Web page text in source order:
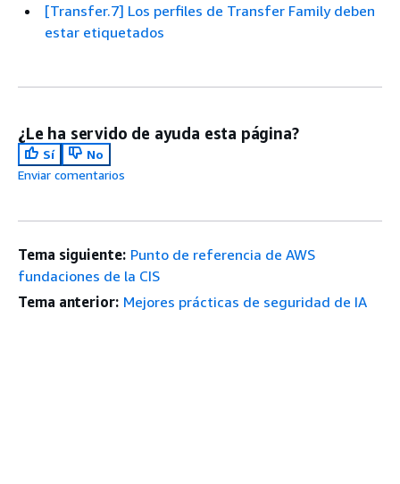
[Transfer.7] Los perfiles de Transfer Family deben
estar etiquetados
¿Le ha servido de ayuda esta página?
Sí
No
Enviar comentarios
Tema siguiente: Punto de referencia de AWS
fundaciones de la CIS
Tema anterior: Mejores prácticas de seguridad de IA